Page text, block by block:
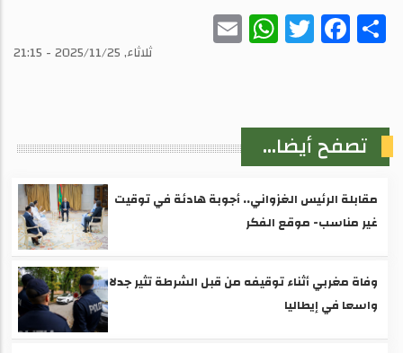
Share
Facebook
Twitter
WhatsAppثلاثاء, 2025/11/25 - 21:15
تصفح أيضا...
مقابلة الرئيس الغزواني.. أجوبة هادئة في توقيت
غير مناسب- موقع الفكر
وفاة مغربي أثناء توقيفه من قبل الشرطة تثير جدلا
واسعا في إيطاليا